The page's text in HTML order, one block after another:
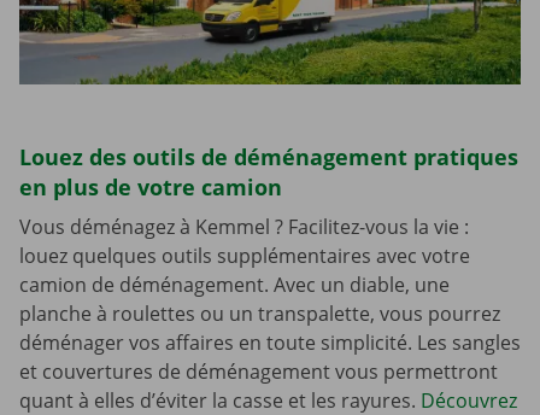
Louez des outils de déménagement pratiques
en plus de votre camion
Vous déménagez à Kemmel ? Facilitez-vous la vie :
louez quelques outils supplémentaires avec votre
camion de déménagement. Avec un diable, une
planche à roulettes ou un transpalette, vous pourrez
déménager vos affaires en toute simplicité. Les sangles
et couvertures de déménagement vous permettront
quant à elles d’éviter la casse et les rayures. Découvrez